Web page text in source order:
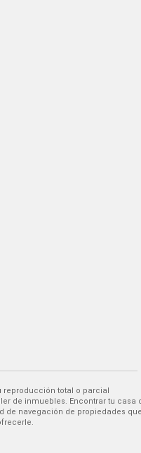
reproducción total o parcial
de navegación de propiedades